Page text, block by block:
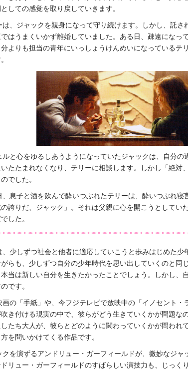
しての感覚を取り戻していきます。
は、ジャックを親身になって守り続けます。しかし、託さ
はうまくいかず離婚していました。ある日、疎遠になっ
分よりも担当の青年にいっしょうけんめいになっているテ
ルと心をゆるしあうようになっていたジャックは、自分の
たたまれなくなり、テリーに相談します。しかし「絶対
でした。
、息子と酒を飲んで酔いつぶれたテリーは、酔いつぶれ寝
の誇りだ、ジャック」。それは父親に心を開こうとしてい
した。
、少しずつ社会と他者に適応していこうと歩みはじめた少
らも、少しずつ自分の少年時代を思い出していくのと同
当は新しい自分を生きたかったことでしょう。しかし、
です。
画の「手紙」や、今フジテレビで放映中の「イノセント・
吹き付ける現実の中で、彼らがどう生きていくかが問題な
たち大人が、彼らとどのように関わっていくかが問われ
を問いかけてくる作品です。
クを演ずるアンドリュー・ガーフィールドが、微妙なジャ
リュー・ガーフィールドのすばらしい演技力も、じっく